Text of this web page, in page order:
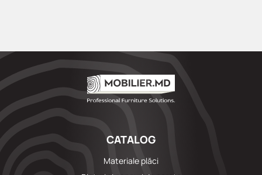
CATALOG
Materiale plăci